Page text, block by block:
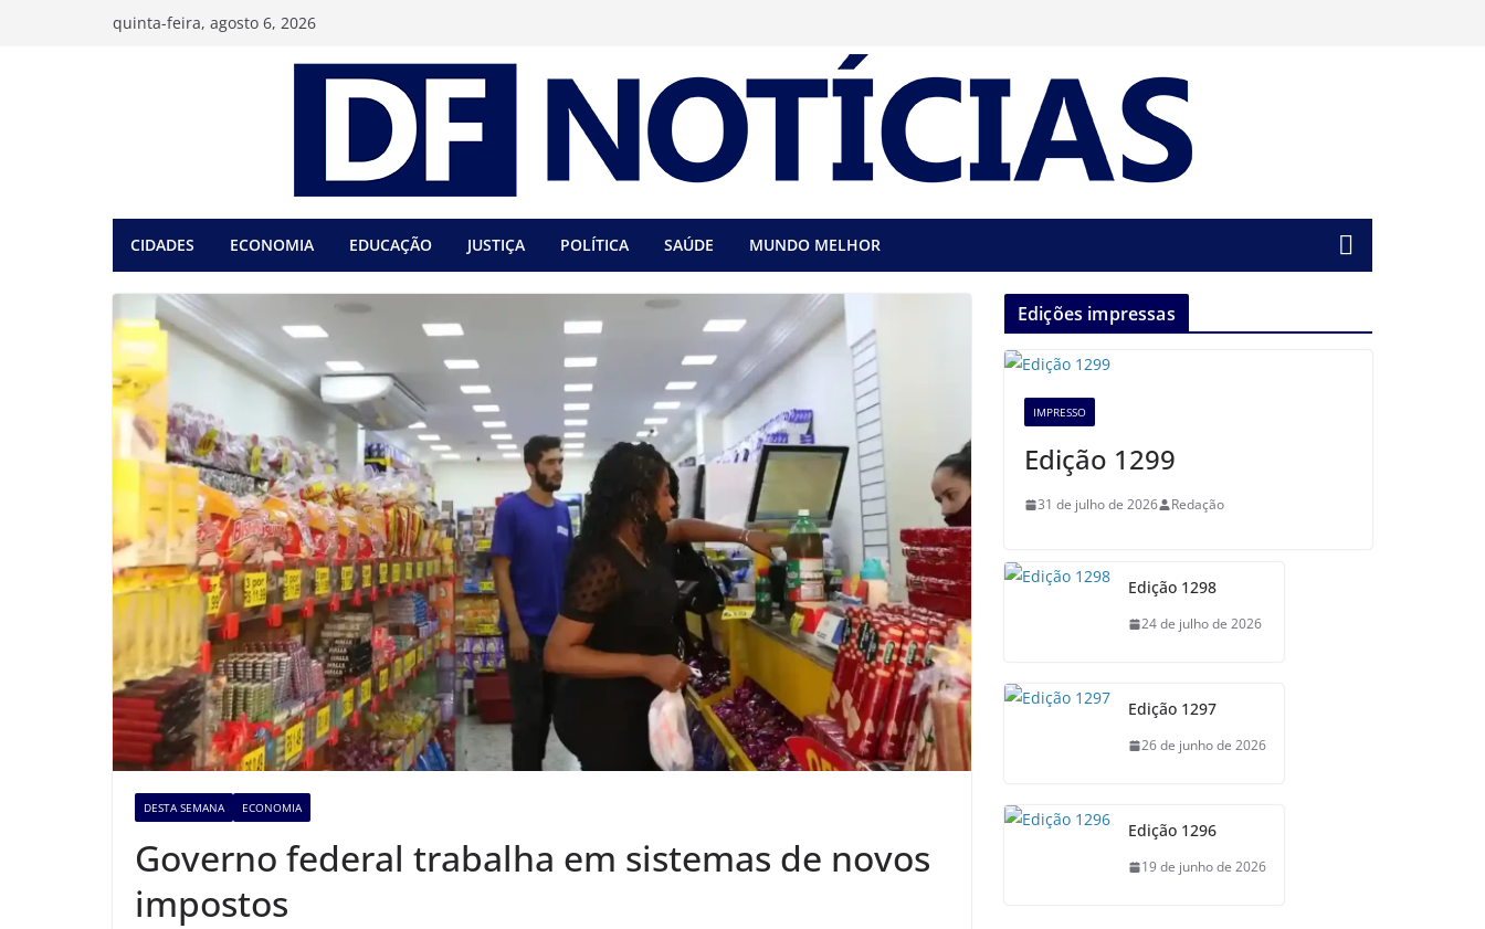
quinta-feira, agosto 6, 2026
CIDADES ECONOMIA EDUCAÇÃO JUSTIÇA POLÍTICA SAÚDE MUNDO MELHOR
DESTA SEMANA ECONOMIA
Governo federal trabalha em sistemas de novos
impostos
Edições impressas
IMPRESSO
Edição 1299
31 de julho de 2026 Redação
Edição 1298
24 de julho de 2026
Edição 1297
26 de junho de 2026
Edição 1296
19 de junho de 2026